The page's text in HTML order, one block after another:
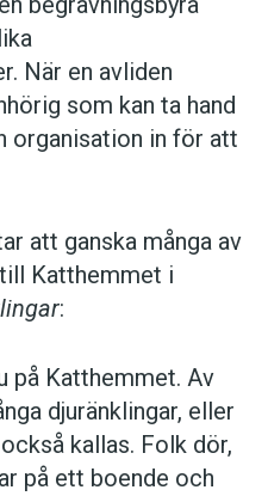
När en avliden
som kan ta hand
organisation in för att
att ganska många av
Katthemmet i
:
på Katthemmet. Av
djuränklingar, eller
kallas. Folk dör,
på ett boende och